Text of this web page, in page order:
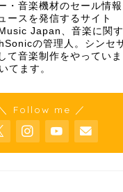
・音楽機材のセール情報
ースを発信するサイト
Japan、音楽に関
の管理人。シンセ
て音楽制作をやっていま
てます。
＼ Follow me ／